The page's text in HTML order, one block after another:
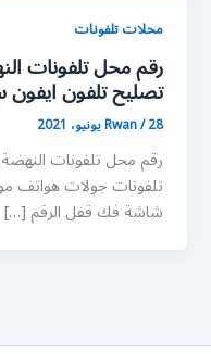
محلات تلفونات
تصليح تلفون
Rwan/28 يونيو، 2021
رقم محل تلفونات
تلفونات جولات هواتف
شاشة فك قفل الرقم […]